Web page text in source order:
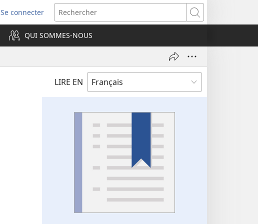
Se connecter
(ouvre
une
nouvelle
fenêtre)
Rechercher
QUI SOMMES-NOUS
LIRE EN